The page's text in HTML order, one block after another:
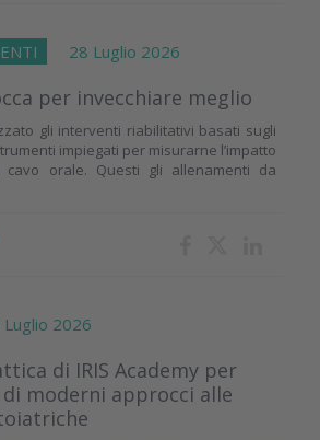
28 Luglio 2026
per invecchiare meglio
gli interventi riabilitativi basati sugli
impiegati per misurarne l’impatto
orale. Questi gli allenamenti da
2026
di IRIS Academy per
di moderni approcci alle